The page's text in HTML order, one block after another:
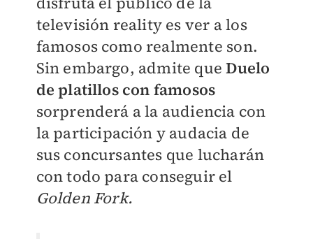
televisión reality es ver a los
famosos como realmente son.
Sin embargo, admite queDuelo
de platillos con famosos
sorprenderá a la audiencia con
la participación y audacia de
sus concursantes que lucharán
con todo para conseguir el
Golden Fork.